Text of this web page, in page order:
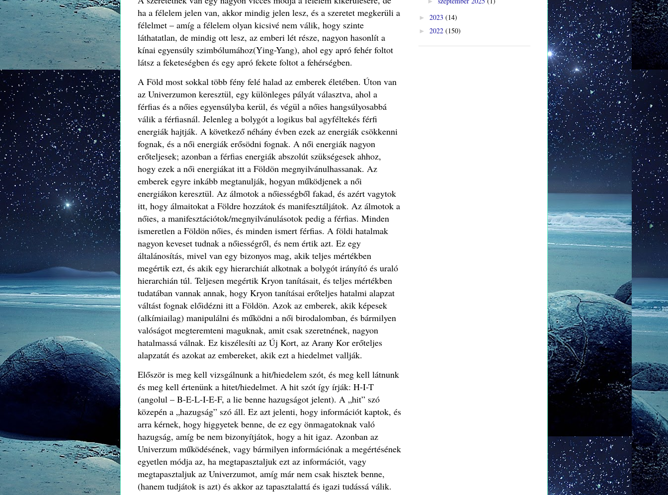
ha a félelem jelen van, akkor mindig jelen lesz, és a szeretet megkerüli a
félelmet – amíg a félelem olyan kicsivé nem válik, hogy szinte
láthatatlan, de mindig ott lesz, az emberi lét része, nagyon hasonlít a
kínai egyensúly szimbólumához(Ying-Yang), ahol egy apró fehér foltot
látsz a feketeségben és egy apró fekete foltot a fehérségben.
A Föld most sokkal több fény felé halad az emberek életében. Úton van
az Univerzumon keresztül, egy különleges pályát választva, ahol a
férfias és a nőies egyensúlyba kerül, és végül a nőies hangsúlyosabbá
válik a férfiasnál. Jelenleg a bolygót a logikus bal agyféltekés férfi
energiák hajtják. A következő néhány évben ezek az energiák csökkenni
fognak, és a női energiák erősödni fognak. A női energiák nagyon
erőteljesek; azonban a férfias energiák abszolút szükségesek ahhoz,
hogy ezek a női energiákat itt a Földön megnyilvánulhassanak. Az
emberek egyre inkább megtanulják, hogyan működjenek a női
energiákon keresztül. Az álmotok a nőiességből fakad, és azért vagytok
itt, hogy álmaitokat a Földre hozzátok és manifesztáljátok. Az álmotok a
nőies, a manifesztációtok/megnyilvánulásotok pedig a férfias. Minden
ismeretlen a Földön nőies, és minden ismert férfias. A földi hatalmak
nagyon keveset tudnak a nőiességről, és nem értik azt. Ez egy
általánosítás, mivel van egy bizonyos mag, akik teljes mértékben
megértik ezt, és akik egy hierarchiát alkotnak a bolygót irányító és uraló
hierarchián túl. Teljesen megértik Kryon tanításait, és teljes mértékben
tudatában vannak annak, hogy Kryon tanításai erőteljes hatalmi alapzat
váltást fognak előidézni itt a Földön. Azok az emberek, akik képesek
(alkímiailag) manipulálni és működni a női birodalomban, és bármilyen
valóságot megteremteni maguknak, amit csak szeretnének, nagyon
hatalmassá válnak. Ez kiszélesíti az Új Kort, az Arany Kor erőteljes
alapzatát és azokat az embereket, akik ezt a hiedelmet vallják.
Először is meg kell vizsgálnunk a hit/hiedelem szót, és meg kell látnunk
és meg kell értenünk a hitet/hiedelmet. A hit szót így írják: H-I-T
(angolul – B-E-L-I-E-F, a lie benne hazugságot jelent). A „hit” szó
közepén a „hazugság” szó áll. Ez azt jelenti, hogy információt kaptok, és
arra kérnek, hogy higgyetek benne, de ez egy önmagatoknak való
hazugság, amíg be nem bizonyítjátok, hogy a hit igaz. Azonban az
Univerzum működésének, vagy bármilyen információnak a megértésének
egyetlen módja az, ha megtapasztaljuk ezt az információt, vagy
megtapasztaljuk az Univerzumot, amíg már nem csak hisztek benne,
(hanem tudjátok is azt) és akkor az tapasztalattá és igazi tudássá válik.
► 2023 (14)
► 2022 (150)